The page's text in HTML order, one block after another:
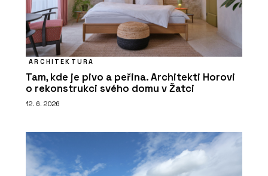
ARCHITEKTURA
Tam, kde je pivo a peřina. Architekti Horovi
o rekonstrukci svého domu v Žatci
12. 6. 2026